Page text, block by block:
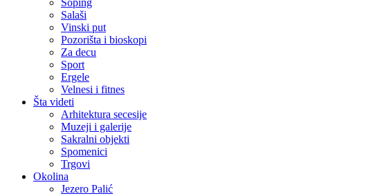
Šoping
Salaši
Vinski put
Pozorišta i bioskopi
Za decu
Sport
Ergele
Velnesi i fitnes
Šta videti
Arhitektura secesije
Muzeji i galerije
Sakralni objekti
Spomenici
Trgovi
Okolina
Jezero Palić